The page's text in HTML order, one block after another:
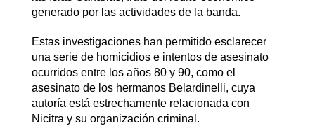
generado por las actividades de la banda.
Estas investigaciones han permitido esclarecer
una serie de homicidios e intentos de asesinato
ocurridos entre los años 80 y 90, como el
asesinato de los hermanos Belardinelli, cuya
autoría está estrechamente relacionada con
Nicitra y su organización criminal.